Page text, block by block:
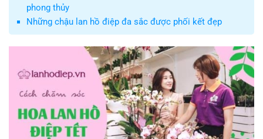
phong thủy
Những chậu lan hồ điệp đa sắc được phối kết đẹp